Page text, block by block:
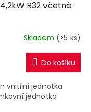
A
R
M
A
R32 včetně
Skladem (>5 ks)
Do košíku
vnitřní jednotka
jednotka